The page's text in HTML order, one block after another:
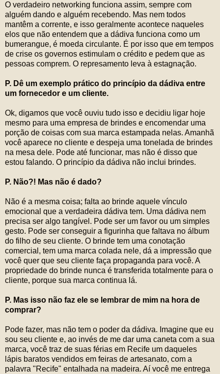
O verdadeiro networking funciona assim, sempre com
alguém dando e alguém recebendo. Mas nem todos
mantêm a corrente, e isso geralmente acontece naqueles
elos que não entendem que a dádiva funciona como um
bumerangue, é moeda circulante. É por isso que em tempos
de crise os governos estimulam o crédito e pedem que as
pessoas comprem. O represamento leva à estagnação.
P. Dê um exemplo prático do princípio da dádiva entre
um fornecedor e um cliente.
Ok, digamos que você ouviu tudo isso e decidiu ligar hoje
mesmo para uma empresa de brindes e encomendar uma
porção de coisas com sua marca estampada nelas. Amanhã
você aparece no cliente e despeja uma tonelada de brindes
na mesa dele. Pode até funcionar, mas não é disso que
estou falando. O princípio da dádiva não inclui brindes.
P. Não?! Mas não é dado?
Não é a mesma coisa; falta ao brinde aquele vínculo
emocional que a verdadeira dádiva tem. Uma dádiva nem
precisa ser algo tangível. Pode ser um favor ou um simples
gesto. Pode ser conseguir a figurinha que faltava no álbum
do filho de seu cliente. O brinde tem uma conotação
comercial, tem uma marca colada nele, dá a impressão que
você quer que seu cliente faça propaganda para você. A
propriedade do brinde nunca é transferida totalmente para o
cliente, porque sua marca continua lá.
P. Mas isso não faz ele se lembrar de mim na hora de
comprar?
Pode fazer, mas não tem o poder da dádiva. Imagine que eu
sou seu cliente e, ao invés de me dar uma caneta com a sua
marca, você traz de suas férias em Recife um daqueles
lápis baratos vendidos em feiras de artesanato, com a
palavra "Recife" entalhada na madeira. Aí você me entrega